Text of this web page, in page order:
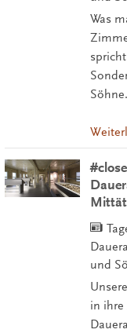
Was
Söhne.
und
in ihre